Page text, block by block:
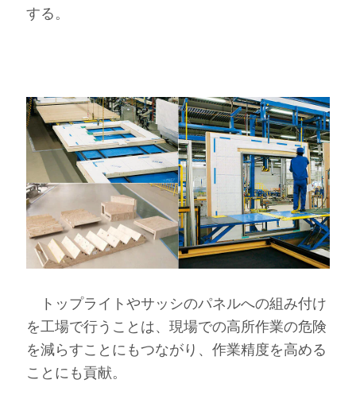
する。
トップライトやサッシのパネルへの組み付け
を工場で行うことは、現場での高所作業の危険
を減らすことにもつながり、作業精度を高める
ことにも貢献。